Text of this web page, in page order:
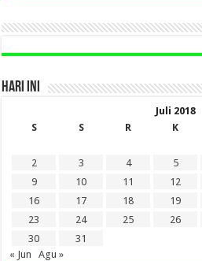
HARI INI
Juli 2018
S
S R K
2
3 4 5
9
10 11 12
16
17 18 19
23
24 25 26
30
31
« Jun
Agu »